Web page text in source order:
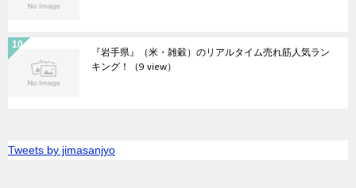
『岩手県』（米・雑穀）のリアルタイム売れ筋人気ラン
キング！ （9 view）
Tweets by jimasanjyo